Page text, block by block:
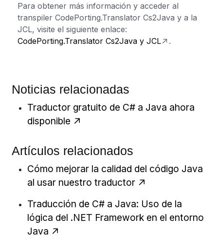
Para obtener más información y acceder al
transpiler CodePorting.Translator Cs2Java y a la
JCL, visite el siguiente enlace:
CodePorting.Translator Cs2Java y JCL
.
Noticias relacionadas
Traductor gratuito de C# a Java ahora
disponible
Artículos relacionados
Cómo mejorar la calidad del código Java
al usar nuestro traductor
Traducción de C# a Java: Uso de la
lógica del .NET Framework en el entorno
Java